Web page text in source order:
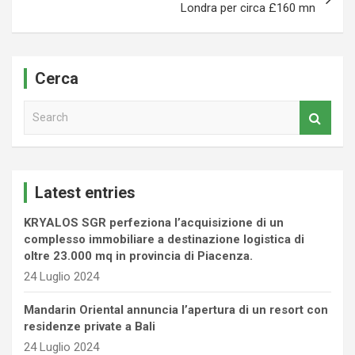
Londra per circa £160 mn
Cerca
Latest entries
KRYALOS SGR perfeziona l’acquisizione di un
complesso immobiliare a destinazione logistica di
oltre 23.000 mq in provincia di Piacenza.
24 Luglio 2024
Mandarin Oriental annuncia l’apertura di un resort con
residenze private a Bali
24 Luglio 2024